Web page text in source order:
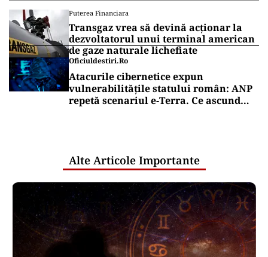
Puterea Financiara
Transgaz vrea să devină acționar la
dezvoltatorul unui terminal american
de gaze naturale lichefiate
Oficiuldestiri.ro
Atacurile cibernetice expun
vulnerabilitățile statului român: ANP
repetă scenariul e‑Terra. Ce ascund
Alte Articole Importante